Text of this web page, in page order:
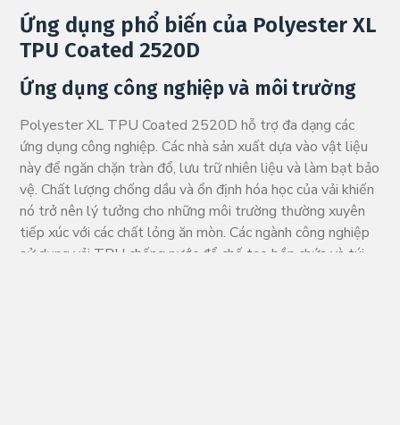
Ứng dụng phổ biến của Polyester XL
TPU Coated 2520D
Ứng dụng công nghiệp và môi trường
Polyester XL TPU Coated 2520D hỗ trợ đa dạng các
ứng dụng công nghiệp. Các nhà sản xuất dựa vào vật liệu
này để ngăn chặn tràn đổ, lưu trữ nhiên liệu và làm bạt bảo
vệ. Chất lượng chống dầu và ổn định hóa học của vải khiến
nó trở nên lý tưởng cho những môi trường thường xuyên
tiếp xúc với các chất lỏng ăn mòn. Các ngành công nghiệp
sử dụng vải TPU chống nước để chế tạo bồn chứa và túi